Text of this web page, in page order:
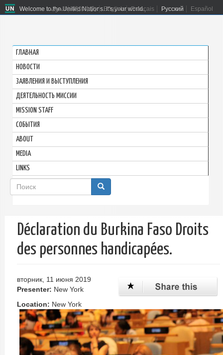
Welcome to the United Nations. It's your world.
العربية 简体中文 English Français Русский Español
ГЛАВНАЯ
HОВОСТИ
ЗАЯВЛЕНИЯ И ВЫСТУПЛЕНИЯ
ДЕЯТЕЛЬНОСТЬ МИССИИ
MISSION STAFF
СОБЫТИЯ
ABOUT
MEDIA
LINKS
Форма
поиска
Поиск
Déclaration du Burkina Faso Droits
des personnes handicapées.
вторник, 11 июня 2019
Presenter: New York
Location: New York